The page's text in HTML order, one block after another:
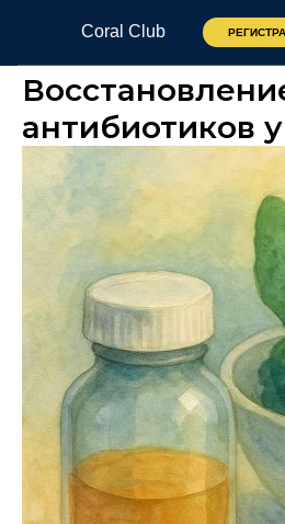
Coral Club
антибиотиков